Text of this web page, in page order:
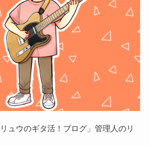
ュウのギタ活！ブログ」管理人のリ